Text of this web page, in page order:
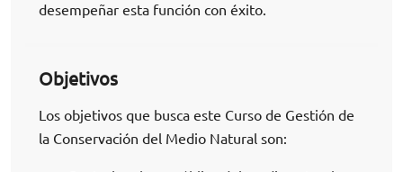
desempeñar esta función con éxito.
Objetivos
Los objetivos que busca este Curso de Gestión de
la Conservación del Medio Natural son: